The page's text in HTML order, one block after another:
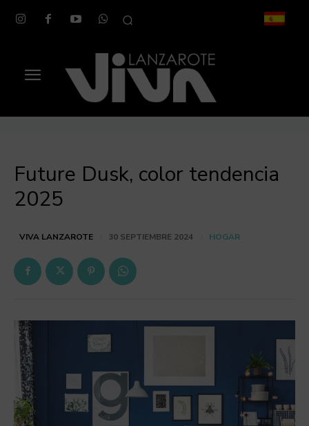
Future Dusk, color tendencia
2025
VIVA LANZAROTE 30 SEPTIEMBRE 2024 HOGAR